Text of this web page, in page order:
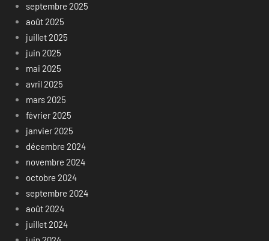
septembre 2025
août 2025
juillet 2025
juin 2025
mai 2025
avril 2025
mars 2025
février 2025
janvier 2025
décembre 2024
novembre 2024
octobre 2024
septembre 2024
août 2024
juillet 2024